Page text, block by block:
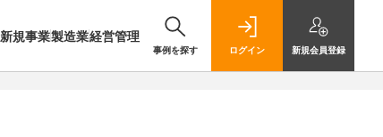
新規事業製造業経営管理
事例を探す ログイン 新規会員登録